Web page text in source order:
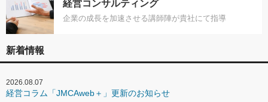
経営コンサルティング
企業の成長を加速させる講師陣が貴社にて指導
新着情報
2026.08.07
経営コラム「JMCAweb＋」更新のお知らせ